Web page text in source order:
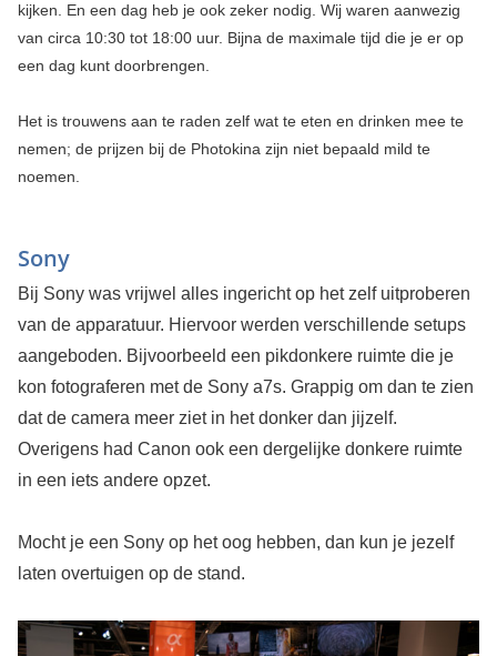
kijken. En een dag heb je ook zeker nodig. Wij waren aanwezig
van circa 10:30 tot 18:00 uur. Bijna de maximale tijd die je er op
een dag kunt doorbrengen.
Het is trouwens aan te raden zelf wat te eten en drinken mee te
nemen; de prijzen bij de Photokina zijn niet bepaald mild te
noemen.
Sony
Bij Sony was vrijwel alles ingericht op het zelf uitproberen
van de apparatuur. Hiervoor werden verschillende setups
aangeboden. Bijvoorbeeld een pikdonkere ruimte die je
kon fotograferen met de Sony a7s. Grappig om dan te zien
dat de camera meer ziet in het donker dan jijzelf.
Overigens had Canon ook een dergelijke donkere ruimte
in een iets andere opzet.
Mocht je een Sony op het oog hebben, dan kun je jezelf
laten overtuigen op de stand.